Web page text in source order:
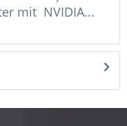
mit NVIDIA...